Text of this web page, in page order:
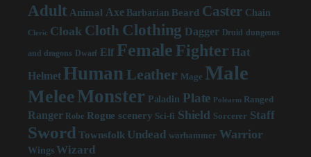
Adult Animal Axe Barbarian Beard Caster Chain
Cleric Cloak Cloth Clothing Dagger Druid dungeons
and dragons Dwarf Elf FemaleFighter Hat
Helmet Human Leather Mage Male
MeleeMonster Paladin Plate Polearm Ranged
Ranger Robe Rogue scenery Sci-fi Shield Sorcerer Staff
Sword Townsfolk Undead warhammer Warrior
Wings Wizard